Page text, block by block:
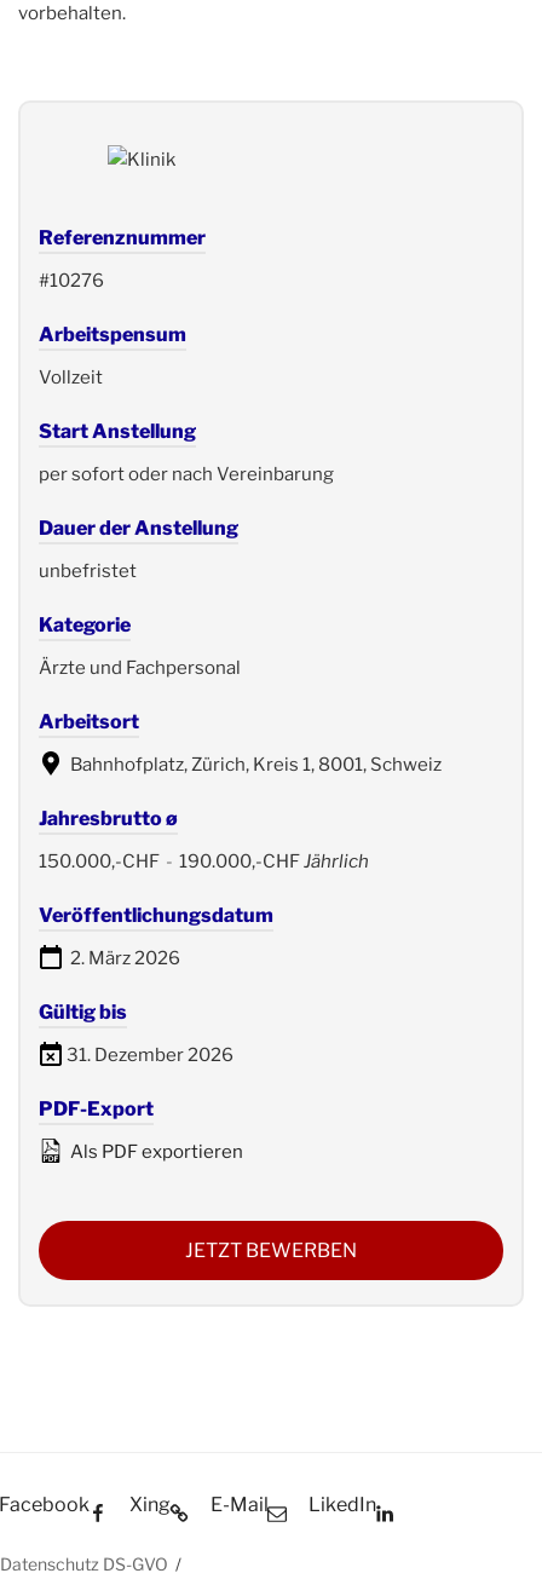
vorbehalten.
Referenznummer
#10276
Arbeitspensum
Vollzeit
Start Anstellung
per sofort oder nach Vereinbarung
Dauer der Anstellung
unbefristet
Kategorie
Ärzte und Fachpersonal
Arbeitsort
Bahnhofplatz, Zürich, Kreis 1, 8001, Schweiz
Jahresbrutto ø
150.000,-CHF - 190.000,-CHFJährlich
Veröffentlichungsdatum
2. März 2026
Gültig bis
31. Dezember 2026
PDF-Export
Als PDF exportieren
JETZT BEWERBEN
Facebook Xing E-Mail LikedIn
Datenschutz DS-GVO